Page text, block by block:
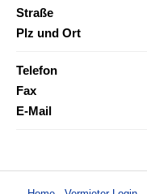
Straße
Plz und Ort
Telefon
Fax
E-Mail